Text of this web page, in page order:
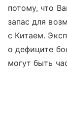
потому, что
запас для
с Китаем.
о дефиците
могут быть